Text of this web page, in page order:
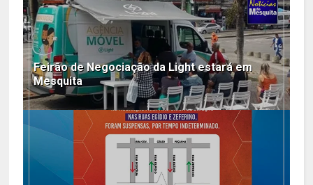
Feirão de Negociação da Light estará em
Mesquita